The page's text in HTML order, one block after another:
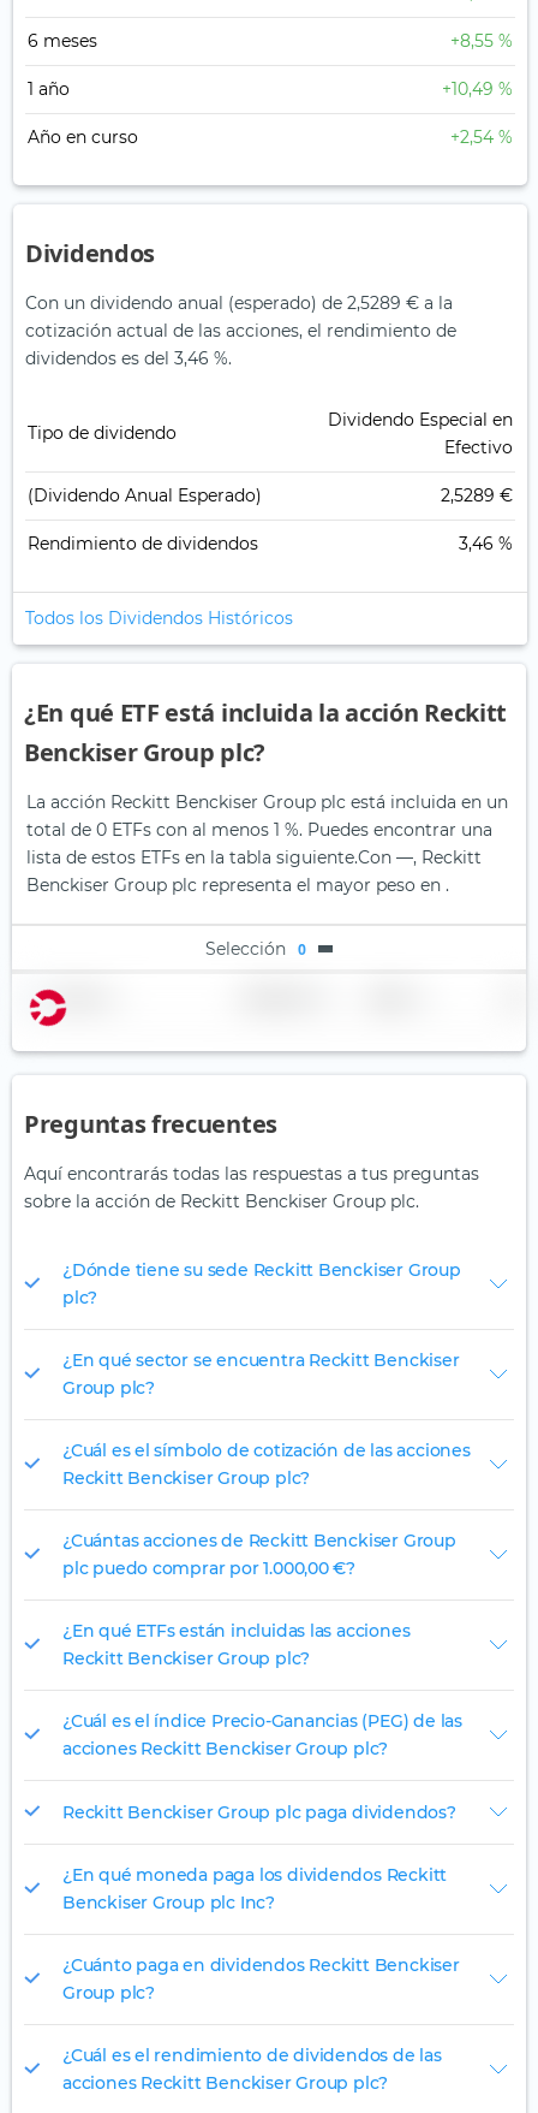
6 meses +8,55 %
1 año +10,49 %
Año en curso +2,54 %
Dividendos
Con un dividendo anual (esperado) de 2,5289 € a la
cotización actual de las acciones, el rendimiento de
dividendos es del 3,46 %.
Tipo de dividendo
Dividendo Especial en
Efectivo
(Dividendo Anual Esperado) 2,5289 €
Rendimiento de dividendos 3,46 %
Todos los Dividendos Históricos
¿En qué ETF está incluida la acción Reckitt
Benckiser Group plc?
La acción Reckitt Benckiser Group plc está incluida en un
total de 0 ETFs con al menos 1 %. Puedes encontrar una
lista de estos ETFs en la tabla siguiente.Con —, Reckitt
Benckiser Group plc representa el mayor peso en .
Selección 0
Nombre
Preguntas frecuentes
Aquí encontrarás todas las respuestas a tus preguntas
sobre la acción de Reckitt Benckiser Group plc.
¿Dónde tiene su sede Reckitt Benckiser Group
plc?
¿En qué sector se encuentra Reckitt Benckiser
Group plc?
¿Cuál es el símbolo de cotización de las acciones
Reckitt Benckiser Group plc?
¿Cuántas acciones de Reckitt Benckiser Group
plc puedo comprar por 1.000,00 €?
¿En qué ETFs están incluidas las acciones
Reckitt Benckiser Group plc?
¿Cuál es el índice Precio-Ganancias (PEG) de las
acciones Reckitt Benckiser Group plc?
Reckitt Benckiser Group plc paga dividendos?
¿En qué moneda paga los dividendos Reckitt
Benckiser Group plc Inc?
¿Cuánto paga en dividendos Reckitt Benckiser
Group plc?
¿Cuál es el rendimiento de dividendos de las
acciones Reckitt Benckiser Group plc?